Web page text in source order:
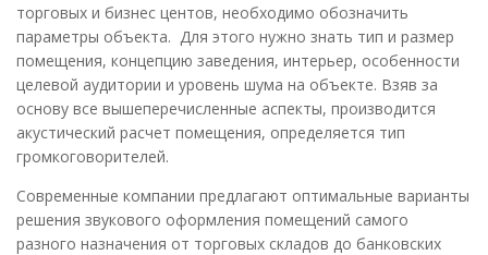
торговых и бизнес центов, необходимо обозначить
параметры объекта. Для этого нужно знать тип и размер
помещения, концепцию заведения, интерьер, особенности
целевой аудитории и уровень шума на объекте. Взяв за
основу все вышеперечисленные аспекты, производится
акустический расчет помещения, определяется тип
громкоговорителей.
Современные компании предлагают оптимальные варианты
решения звукового оформления помещений самого
разного назначения от торговых складов до банковских